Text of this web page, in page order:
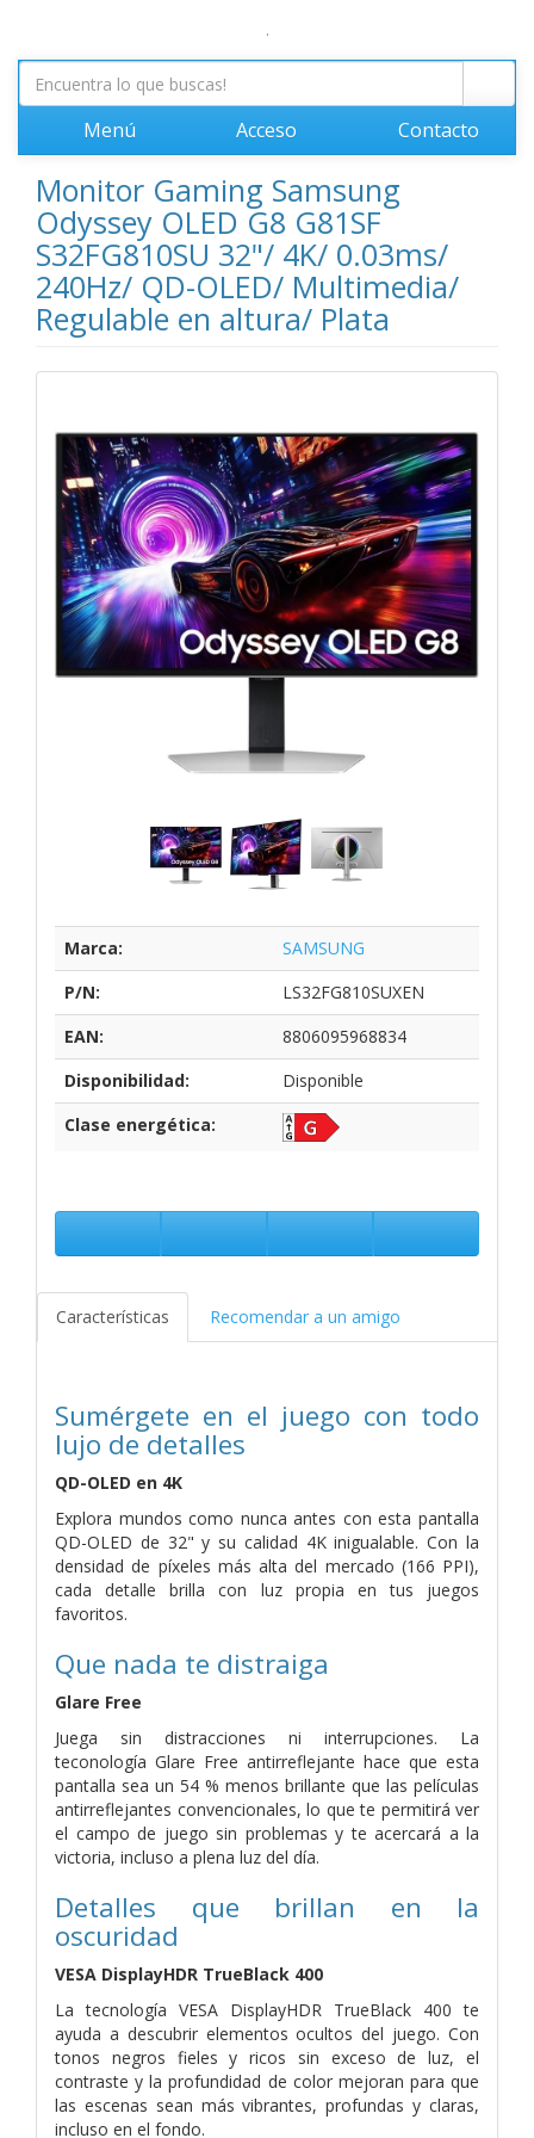
.
Menú Acceso Contacto
Monitor Gaming Samsung
Odyssey OLED G8 G81SF
S32FG810SU 32"/ 4K/ 0.03ms/
240Hz/ QD-OLED/ Multimedia/
Regulable en altura/ Plata
Marca:
SAMSUNG
P/N:
LS32FG810SUXEN
EAN:
8806095968834
Disponibilidad:
Disponible
Clase energética:
Características Recomendar a un amigo
Sumérgete en el juego con todo
lujo de detalles
QD-OLED en 4K
Explora mundos como nunca antes con esta pantalla
QD-OLED de 32" y su calidad 4K inigualable. Con la
densidad de píxeles más alta del mercado (166 PPI),
cada detalle brilla con luz propia en tus juegos
favoritos.
Que nada te distraiga
Glare Free
Juega sin distracciones ni interrupciones. La
teconología Glare Free antirreflejante hace que esta
pantalla sea un 54 % menos brillante que las películas
antirreflejantes convencionales, lo que te permitirá ver
el campo de juego sin problemas y te acercará a la
victoria, incluso a plena luz del día.
Detalles que brillan en la
oscuridad
VESA DisplayHDR TrueBlack 400
La tecnología VESA DisplayHDR TrueBlack 400 te
ayuda a descubrir elementos ocultos del juego. Con
tonos negros fieles y ricos sin exceso de luz, el
contraste y la profundidad de color mejoran para que
las escenas sean más vibrantes, profundas y claras,
incluso en el fondo.